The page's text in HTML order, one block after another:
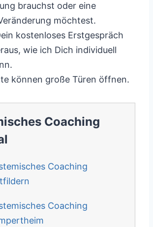
brauchst oder eine
möchtest.
kostenloses Erstgespräch
wie ich Dich individuell
können große Türen öffnen.
Coaching
Coaching
Coaching